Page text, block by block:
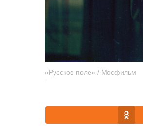
«Русское поле» / Мосфильм